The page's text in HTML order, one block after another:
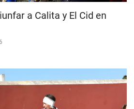
a Calita y El Cid en